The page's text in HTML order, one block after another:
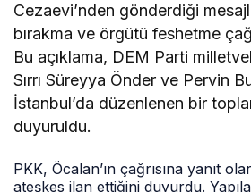
Cezaevi’nden gönderdiği
bırakma ve örgütü feshetme
Bu açıklama, DEM Parti
Sırrı Süreyya Önder ve Pervin
İstanbul’da düzenlenen bir
duyuruldu.
PKK, Öcalan’ın çağrısına yanıt
ateşkes ilan ettiğini duyurdu.